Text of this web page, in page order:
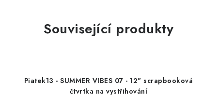
Související produkty
Piatek13 - SUMMER VIBES 07 - 12" scrapbooková
čtvrtka na vystřihování